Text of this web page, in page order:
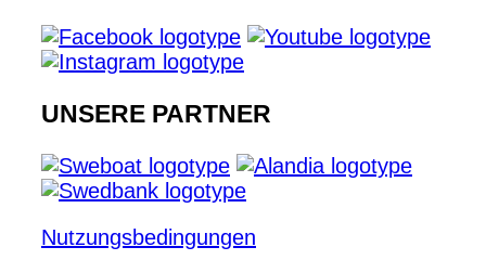
UNSERE PARTNER
Nutzungsbedingungen